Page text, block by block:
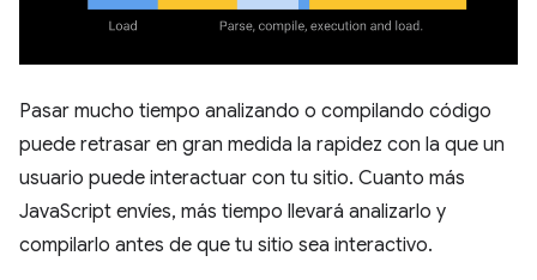
Pasar mucho tiempo analizando o compilando código
puede retrasar en gran medida la rapidez con la que un
usuario puede interactuar con tu sitio. Cuanto más
JavaScript envíes, más tiempo llevará analizarlo y
compilarlo antes de que tu sitio sea interactivo.